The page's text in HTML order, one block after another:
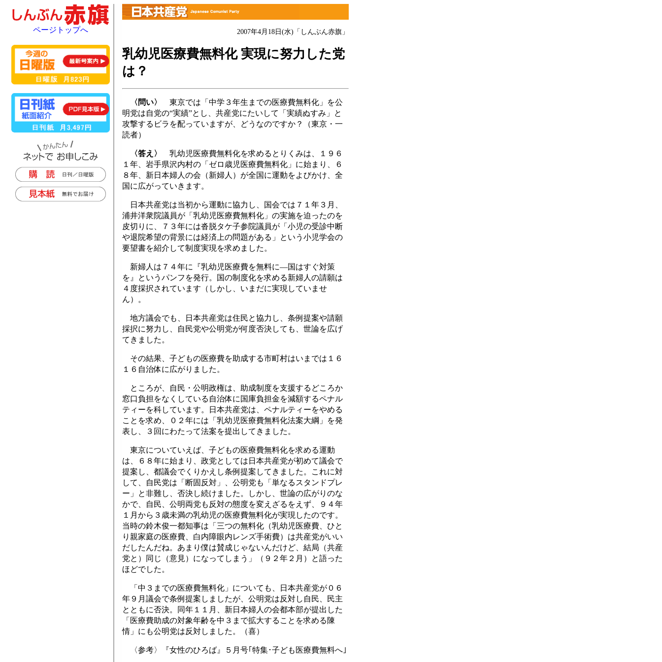
2007年4月18日(水) 「しんぶん赤旗」
乳幼児医療費無料化 実現に努力した党
は？
〈問い〉
東京では「中学３年生までの医療費無料化」を公
明党は自党の“実績”とし、共産党にたいして「実績ぬすみ」と
攻撃するビラを配っていますが、どうなのですか？（東京・一
読者）
〈答え〉
乳幼児医療費無料化を求めるとりくみは、１９６
１年、岩手県沢内村の「ゼロ歳児医療費無料化」に始まり、６
８年、新日本婦人の会（新婦人）が全国に運動をよびかけ、全
国に広がっていきます。
日本共産党は当初から運動に協力し、国会では７１年３月、
浦井洋衆院議員が「乳幼児医療費無料化」の実施を迫ったのを
皮切りに、７３年には沓脱タケ子参院議員が「小児の受診中断
や退院希望の背景には経済上の問題がある」という小児学会の
要望書を紹介して制度実現を求めました。
新婦人は７４年に『乳幼児医療費を無料に―国はすぐ対策
を』というパンフを発行。国の制度化を求める新婦人の請願は
４度採択されています（しかし、いまだに実現していませ
ん）。
地方議会でも、日本共産党は住民と協力し、条例提案や請願
採択に努力し、自民党や公明党が何度否決しても、世論を広げ
てきました。
その結果、子どもの医療費を助成する市町村はいまでは１６
１６自治体に広がりました。
ところが、自民・公明政権は、助成制度を支援するどころか
窓口負担をなくしている自治体に国庫負担金を減額するペナル
ティーを科しています。日本共産党は、ペナルティーをやめる
ことを求め、０２年には「乳幼児医療費無料化法案大綱」を発
表し、３回にわたって法案を提出してきました。
東京についていえば、子どもの医療費無料化を求める運動
は、６８年に始まり、政党としては日本共産党が初めて議会で
提案し、都議会でくりかえし条例提案してきました。これに対
して、自民党は「断固反対」、公明党も「単なるスタンドプレ
ー」と非難し、否決し続けました。しかし、世論の広がりのな
かで、自民、公明両党も反対の態度を変えざるをえず、９４年
１月から３歳未満の乳幼児の医療費無料化が実現したのです。
当時の鈴木俊一都知事は「三つの無料化（乳幼児医療費、ひと
り親家庭の医療費、白内障眼内レンズ手術費）は共産党がいい
だしたんだね。あまり僕は賛成じゃないんだけど、結局（共産
党と）同じ（意見）になってしまう」（９２年２月）と語った
ほどでした。
「中３までの医療費無料化」についても、日本共産党が０６
年９月議会で条例提案しましたが、公明党は反対し自民、民主
とともに否決。同年１１月、新日本婦人の会都本部が提出した
「医療費助成の対象年齢を中３まで拡大することを求める陳
情」にも公明党は反対しました。（喜）
〈参考〉『女性のひろば』５月号｢特集･子ども医療費無料へ｣
ページトップへ